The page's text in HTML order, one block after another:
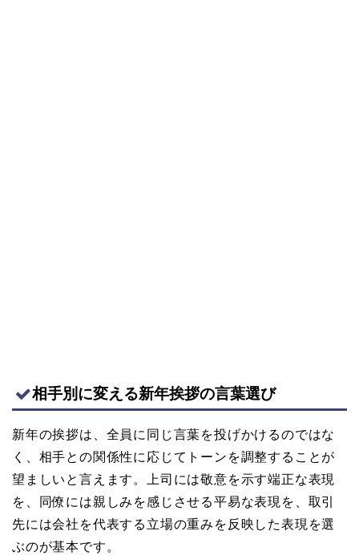
相手別に変える新年挨拶の言葉選び
新年の挨拶は、全員に同じ言葉を投げかけるのではな
く、相手との関係性に応じてトーンを調整することが
望ましいと言えます。上司には敬意を示す端正な表現
を、同僚には親しみを感じさせる平易な表現を、取引
先には会社を代表する立場の重みを反映した表現を選
ぶのが基本です。